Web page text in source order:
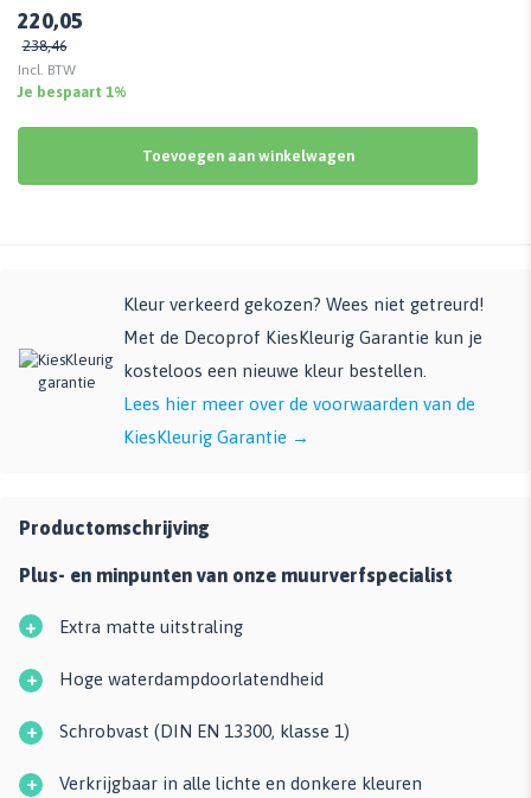
220,05
238,46
Incl. BTW
Je bespaart 1%
Toevoegen aan winkelwagen
Kleur verkeerd gekozen? Wees niet getreurd!
Met de Decoprof KiesKleurig Garantie kun je
kosteloos een nieuwe kleur bestellen.
Lees hier meer over de voorwaarden van de
KiesKleurig Garantie →
Productomschrijving
Plus- en minpunten van onze muurverfspecialist
+ Extra matte uitstraling
+ Hoge waterdampdoorlatendheid
+ Schrobvast (DIN EN 13300, klasse 1)
+ Verkrijgbaar in alle lichte en donkere kleuren